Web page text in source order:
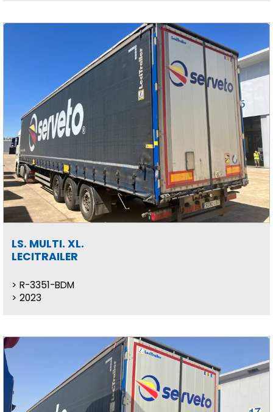
LS. MULTI. XL.
LECITRAILER
R-3351-BDM
2023